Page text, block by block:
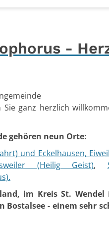
-
ganz herzlich
gehören neun Orte:
und Eckelhausen,
(Heilig Geist),
im Kreis St. Wendel
- einem sehr